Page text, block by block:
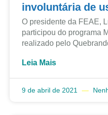
involuntária de
O presidente da FEAE,
participou do programa
realizado pelo
Leia Mais
9 de abril de 2021